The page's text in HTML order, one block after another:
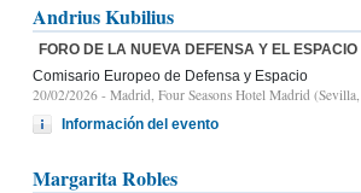
Andrius Kubilius
FORO DE LA NUEVA DEFENSA Y EL ESPACIO
Comisario Europeo de Defensa y Espacio
20/02/2026 - Madrid, Four Seasons Hotel Madrid
Información del evento
Margarita Robles